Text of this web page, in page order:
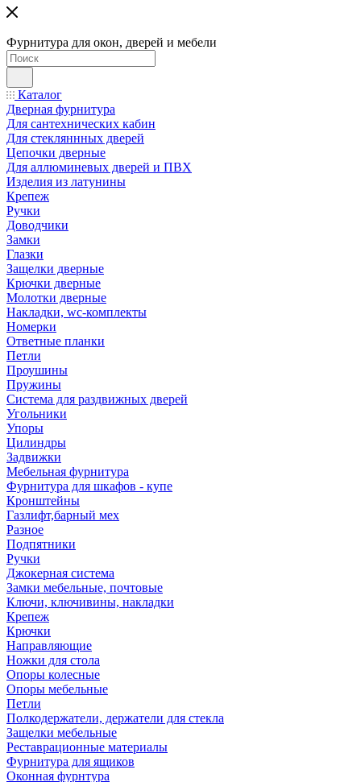
Фурнитура для окон, дверей и мебели
Каталог
Дверная фурнитура
Для сантехнических кабин
Для стекляннных дверей
Цепочки дверные
Для аллюминевых дверей и ПВХ
Изделия из латунины
Крепеж
Ручки
Доводчики
Замки
Глазки
Защелки дверные
Крючки дверные
Молотки дверные
Накладки, wc-комплекты
Номерки
Ответные планки
Петли
Проушины
Пружины
Система для раздвижных дверей
Угольники
Упоры
Цилиндры
Задвижки
Мебельная фурнитура
Фурнитура для шкафов - купе
Кронштейны
Газлифт,барный мех
Разное
Подпятники
Ручки
Джокерная система
Замки мебельные, почтовые
Ключи, ключивины, накладки
Крепеж
Крючки
Направляющие
Ножки для стола
Опоры колесные
Опоры мебельные
Петли
Полкодержатели, держатели для стекла
Защелки мебельные
Реставрационные материалы
Фурнитура для ящиков
Оконная фурнтура